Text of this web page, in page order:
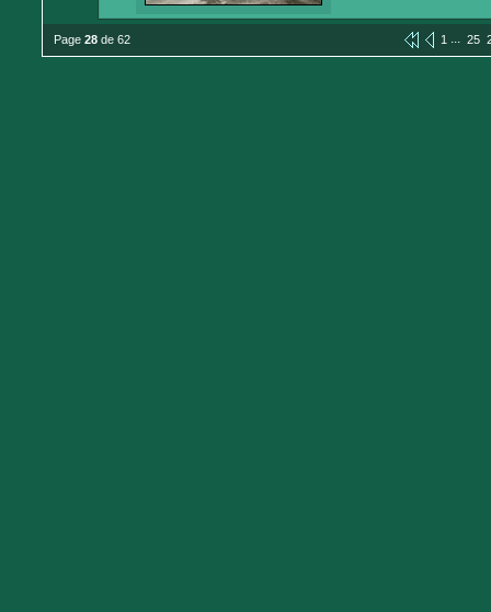
Page 28 de 62 1 ... 25